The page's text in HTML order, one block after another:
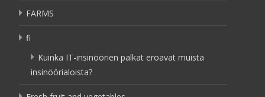
FARMS
fi
Kuinka IT-insinöörien palkat eroavat muista
insinöörialoista?